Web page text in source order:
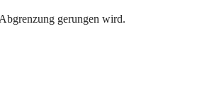
gerungen wird.